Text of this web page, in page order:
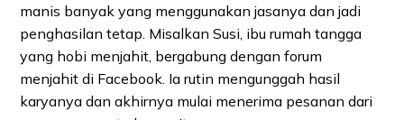
manis banyak yang menggunakan jasanya dan jadi
penghasilan tetap. Misalkan Susi, ibu rumah tangga
yang hobi menjahit, bergabung dengan forum
menjahit di Facebook. Ia rutin mengunggah hasil
karyanya dan akhirnya mulai menerima pesanan dari